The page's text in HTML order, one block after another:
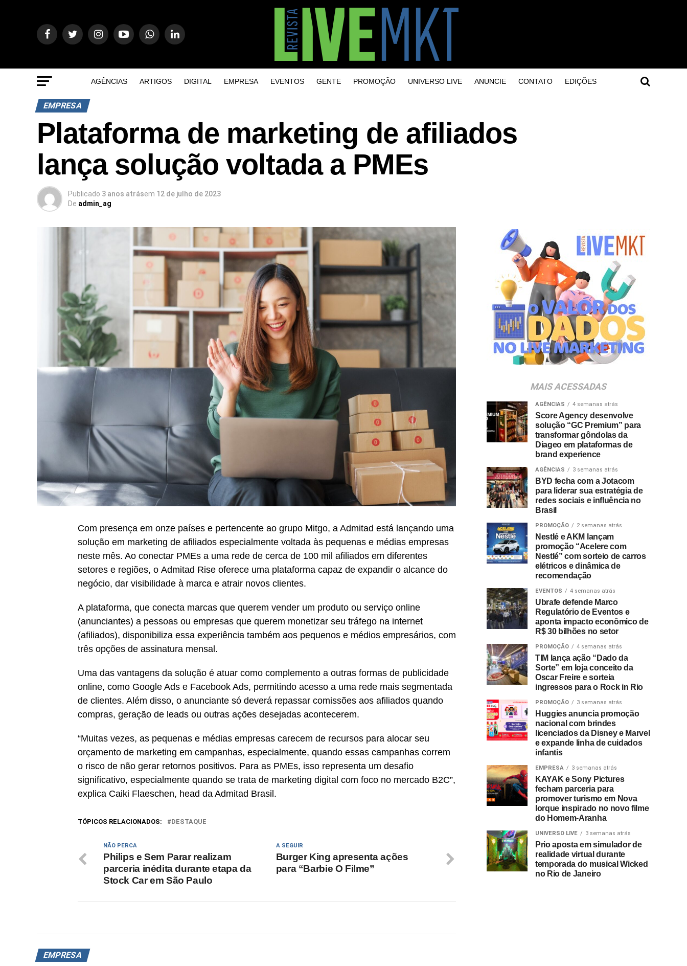
AGÊNCIAS ARTIGOS DIGITAL EMPRESA EVENTOS GENTE PROMOÇÃO UNIVERSO LIVE ANUNCIE CONTATO EDIÇÕES
EMPRESA
Plataforma de marketing de afiliados
lança solução voltada a PMEs
Publicado 3 anos atrásem 12 de julho de 2023
De admin_ag
Com presença em onze países e pertencente ao grupo Mitgo, a Admitad está lançando uma
solução em marketing de afiliados especialmente voltada às pequenas e médias empresas
neste mês. Ao conectar PMEs a uma rede de cerca de 100 mil afiliados em diferentes
setores e regiões, o Admitad Rise oferece uma plataforma capaz de expandir o alcance do
negócio, dar visibilidade à marca e atrair novos clientes.
A plataforma, que conecta marcas que querem vender um produto ou serviço online
(anunciantes) a pessoas ou empresas que querem monetizar seu tráfego na internet
(afiliados), disponibiliza essa experiência também aos pequenos e médios empresários, com
três opções de assinatura mensal.
Uma das vantagens da solução é atuar como complemento a outras formas de publicidade
online, como Google Ads e Facebook Ads, permitindo acesso a uma rede mais segmentada
de clientes. Além disso, o anunciante só deverá repassar comissões aos afiliados quando
compras, geração de leads ou outras ações desejadas acontecerem.
“Muitas vezes, as pequenas e médias empresas carecem de recursos para alocar seu
orçamento de marketing em campanhas, especialmente, quando essas campanhas correm
o risco de não gerar retornos positivos. Para as PMEs, isso representa um desafio
significativo, especialmente quando se trata de marketing digital com foco no mercado B2C”,
explica Caiki Flaeschen, head da Admitad Brasil.
TÓPICOS RELACIONADOS: DESTAQUE
A SEGUIR
Burger King apresenta ações
para “Barbie O Filme”
NÃO PERCA
Philips e Sem Parar realizam
parceria inédita durante etapa da
Stock Car em São Paulo
EMPRESA
MAIS ACESSADAS
AGÊNCIAS 4 semanas atrás
Score Agency desenvolve
solução “GC Premium” para
transformar gôndolas da
Diageo em plataformas de
brand experience
AGÊNCIAS 3 semanas atrás
BYD fecha com a Jotacom
para liderar sua estratégia de
redes sociais e influência no
Brasil
PROMOÇÃO 2 semanas atrás
Nestlé e AKM lançam
promoção “Acelere com
Nestlé” com sorteio de carros
elétricos e dinâmica de
recomendação
EVENTOS 4 semanas atrás
Ubrafe defende Marco
Regulatório de Eventos e
aponta impacto econômico de
R$ 30 bilhões no setor
PROMOÇÃO 4 semanas atrás
TIM lança ação “Dado da
Sorte” em loja conceito da
Oscar Freire e sorteia
ingressos para o Rock in Rio
PROMOÇÃO 3 semanas atrás
Huggies anuncia promoção
nacional com brindes
licenciados da Disney e Marvel
e expande linha de cuidados
infantis
EMPRESA 3 semanas atrás
KAYAK e Sony Pictures
fecham parceria para
promover turismo em Nova
Iorque inspirado no novo filme
do Homem-Aranha
UNIVERSO LIVE 3 semanas atrás
Prio aposta em simulador de
realidade virtual durante
temporada do musical Wicked
no Rio de Janeiro